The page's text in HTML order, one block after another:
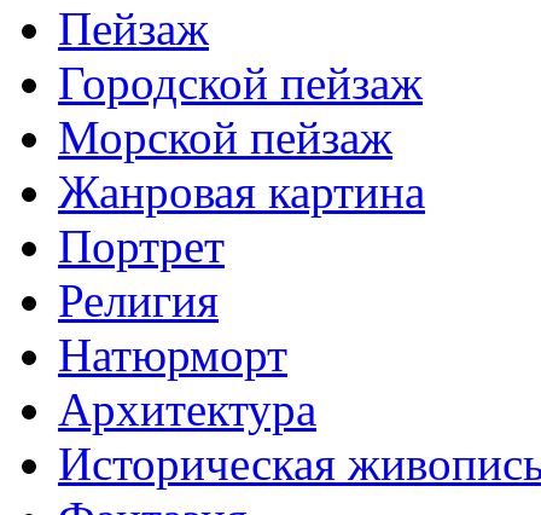
Пейзаж
Городской пейзаж
Морской пейзаж
Жанровая картина
Портрет
Религия
Натюрморт
Архитектура
Историческая